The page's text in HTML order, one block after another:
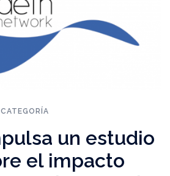
un estudio
el impacto